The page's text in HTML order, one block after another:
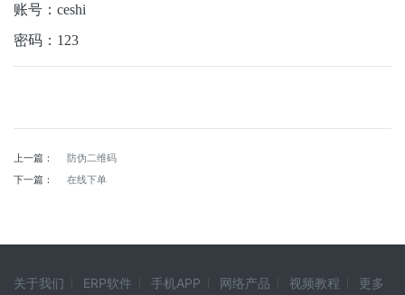
账号：ceshi
密码：123
上一篇：
防伪二维码
下一篇：
在线下单
关于我们 ERP软件 手机APP 网络产品 视频教程 更多